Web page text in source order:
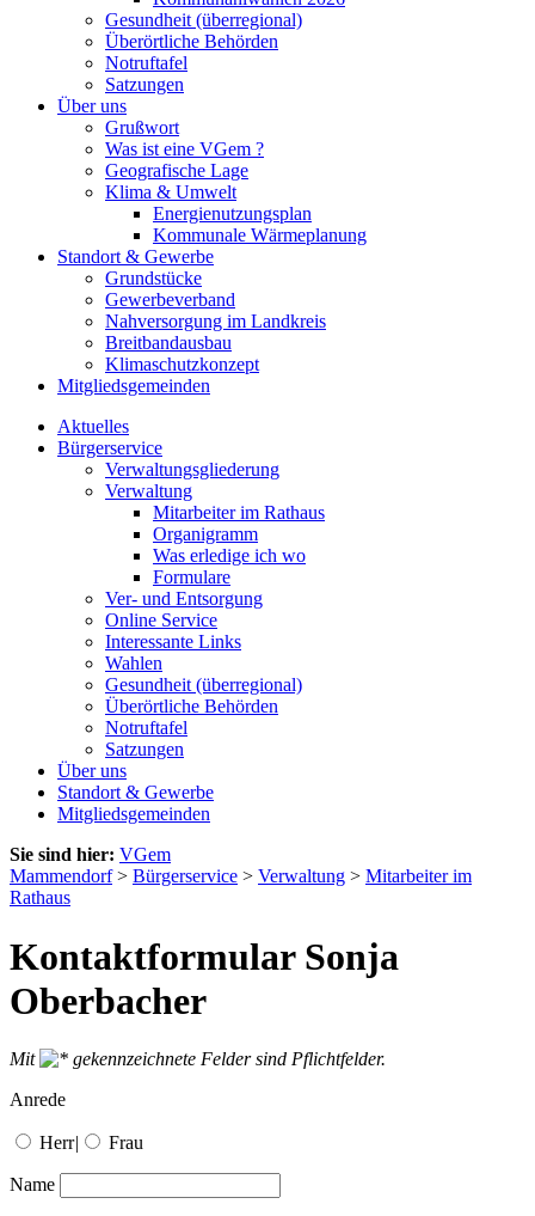
Gesundheit (überregional)
Überörtliche Behörden
Notruftafel
Satzungen
Über uns
Grußwort
Was ist eine VGem ?
Geografische Lage
Klima & Umwelt
Energienutzungsplan
Kommunale Wärmeplanung
Standort & Gewerbe
Grundstücke
Gewerbeverband
Nahversorgung im Landkreis
Breitbandausbau
Klimaschutzkonzept
Mitgliedsgemeinden
Aktuelles
Bürgerservice
Verwaltungsgliederung
Verwaltung
Mitarbeiter im Rathaus
Organigramm
Was erledige ich wo
Formulare
Ver- und Entsorgung
Online Service
Interessante Links
Wahlen
Gesundheit (überregional)
Überörtliche Behörden
Notruftafel
Satzungen
Über uns
Standort & Gewerbe
Mitgliedsgemeinden
Sie sind hier: VGem
Mammendorf> Bürgerservice > Verwaltung > Mitarbeiter im
Rathaus
Kontaktformular Sonja
Oberbacher
Mit
gekennzeichnete Felder sind Pflichtfelder.
Anrede
Herr| Frau
Name